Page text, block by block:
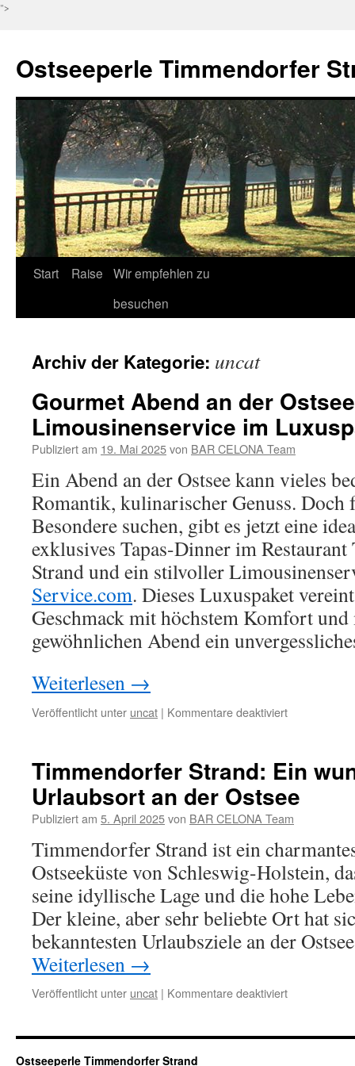
">
Ostseeperle Timmendorfer
Zum
Start Raise
Wir empfehlen zu
besuchen
Archiv der Kategorie: uncat
Gourmet Abend an der
Limousinenservice im
Publiziert am 19. Mai 2025von BAR CELONA Team
Ein Abend an der Ostsee kann vieles
Romantik, kulinarischer Genuss. Doch
Besondere suchen, gibt es jetzt eine
exklusives Tapas-Dinner im
Strand und ein stilvoller
Service.com. Dieses Luxuspaket
Geschmack mit höchstem Komfort und
gewöhnlichen Abend ein
Weiterlesen →
Veröffentlicht unter uncat | Kommentare deaktiviertfür
der
Ostsee:
Tapas
&
im
Luxuspaket
Timmendorfer Strand: Ein
Urlaubsort an der Ostsee
Publiziert am 5. April 2025von BAR CELONA Team
Timmendorfer Strand ist ein
Ostseeküste von Schleswig-Holstein,
seine idyllische Lage und die hohe
Der kleine, aber sehr beliebte Ort hat
bekanntesten Urlaubsziele an der
Weiterlesen →
Veröffentlicht unter uncat | Kommentare deaktiviertfür
Ein
Ostseeperle Timmendorfer Strand